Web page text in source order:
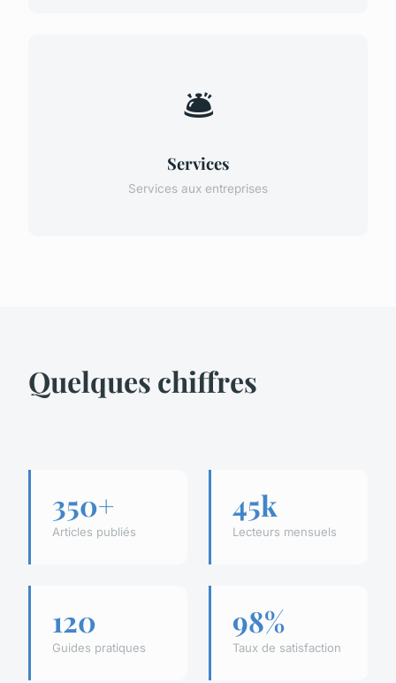
🛎️
Services
Services aux entreprises
Quelques chiffres
350+
Articles publiés
45k
Lecteurs mensuels
120
Guides pratiques
98%
Taux de satisfaction